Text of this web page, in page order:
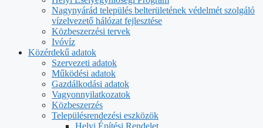
Nagynyárád település belterületének védelmét szolgáló
vízelvezető hálózat fejlesztése
Közbeszerzési tervek
Ivóvíz
Közérdekű adatok
Szervezeti adatok
Működési adatok
Gazdálkodási adatok
Vagyonnyilatkozatok
Közbeszerzés
Településrendezési eszközök